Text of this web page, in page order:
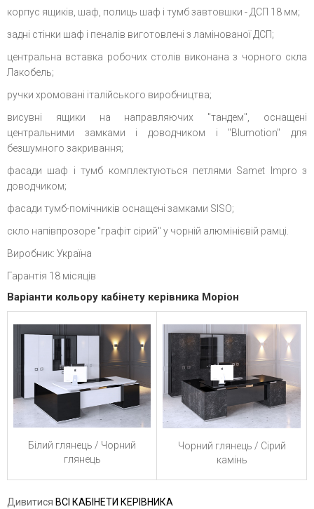
корпус ящиків, шаф, полиць шаф і тумб завтовшки - ДСП 18 мм;
задні стінки шаф і пеналів виготовлені з ламінованої ДСП;
центральна вставка робочих столів виконана з чорного скла
Лакобель;
ручки хромовані італійського виробництва;
висувні ящики на направляючих "тандем", оснащені
центральними замками і доводчиком і "Blumotion" для
безшумного закривання;
фасади шаф і тумб комплектуються петлями Samet Impro з
доводчиком;
фасади тумб-помічників оснащені замками SISO;
скло напівпрозоре "графіт сірий" у чорній алюмінієвій рамці.
Виробник: Україна
Гарантія 18 місяців
Варіанти кольору кабінету керівника Моріон
Білий глянець / Чорний
глянець
Чорний глянець / Сірий
камінь
Дивитися ВСІ КАБІНЕТИ КЕРІВНИКА